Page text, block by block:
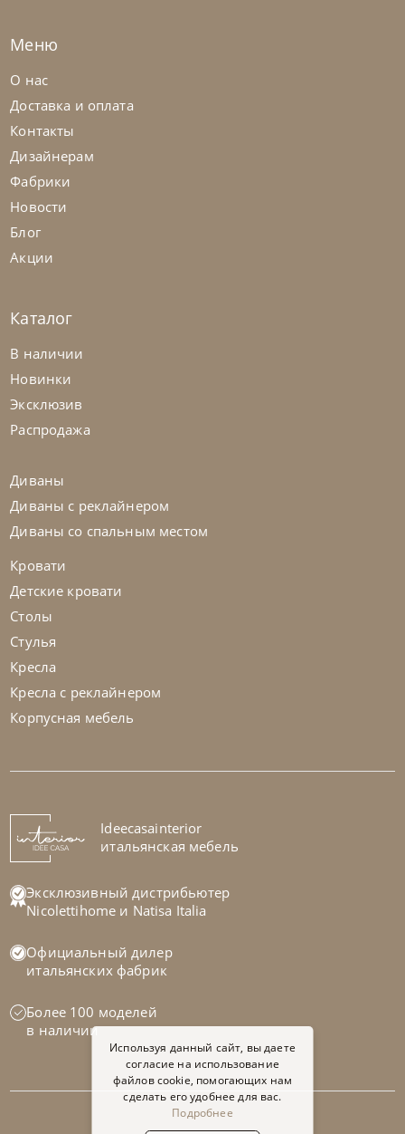
Samoa
Диван Spin
Диван Royal
На заказ 45-90 дн
Меню
О нас
Доставка и оплата
Контакты
Дизайнерам
Фабрики
Новости
Блог
Акции
Каталог
В наличии
Новинки
Эксклюзив
Распродажа
Диваны
Диваны с реклайнером
Диваны со спальным местом
Кровати
Детские кровати
Столы
Стулья
Кресла
Кресла с реклайнером
Корпусная мебель
Ideecasainterior
итальянская мебель
Эксклюзивный дистрибьютер
Nicolettihome и Natisa Italia
Официальный дилер
итальянских фабрик
Более 100 моделей
в наличии
Используя данный сайт, вы даете
согласие на использование
файлов cookie, помогающих нам
сделать его удобнее для вас.
Подробнее